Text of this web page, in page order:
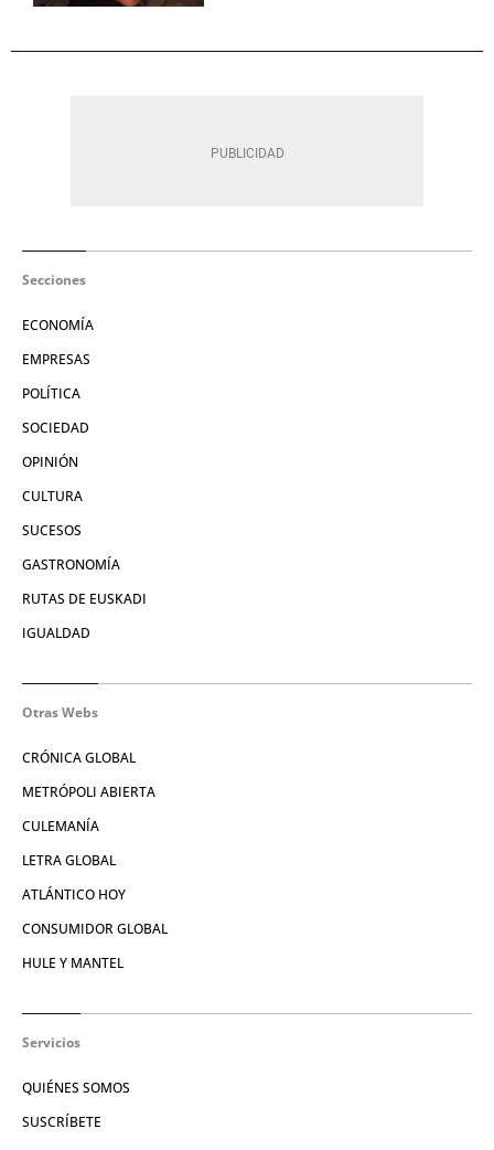
Secciones
ECONOMÍA
EMPRESAS
POLÍTICA
SOCIEDAD
OPINIÓN
CULTURA
SUCESOS
GASTRONOMÍA
RUTAS DE EUSKADI
IGUALDAD
Otras Webs
CRÓNICA GLOBAL
METRÓPOLI ABIERTA
CULEMANÍA
LETRA GLOBAL
ATLÁNTICO HOY
CONSUMIDOR GLOBAL
HULE Y MANTEL
Servicios
QUIÉNES SOMOS
SUSCRÍBETE